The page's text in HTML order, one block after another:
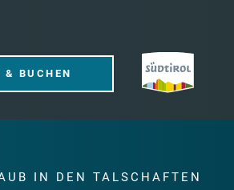
& BUCHEN
IN DEN TALSCHAFTEN